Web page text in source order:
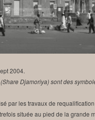
2004.
Djamoriya) sont des
par les travaux de
située au pied de la grande